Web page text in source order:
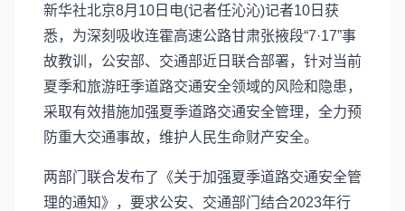
新华社北京8月10日电(记者任沁沁)记者10日获
悉，为深刻吸收连霍高速公路甘肃张掖段“7·17”事
故教训，公安部、交通部近日联合部署，针对当前
夏季和旅游旺季道路交通安全领域的风险和隐患，
采取有效措施加强夏季道路交通安全管理，全力预
防重大交通事故，维护人民生命财产安全。
两部门联合发布了《关于加强夏季道路交通安全管
理的通知》，要求公安、交通部门结合2023年行